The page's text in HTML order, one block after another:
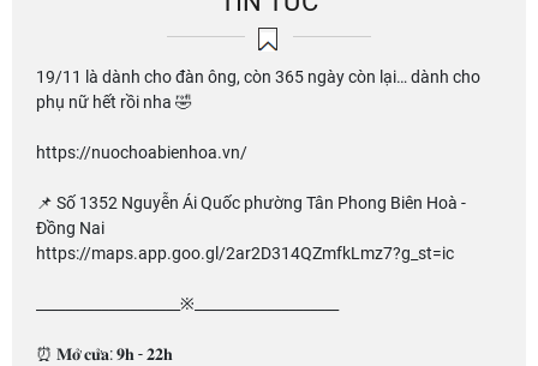
19/11 là dành cho đàn ông, còn 365 ngày còn lại… dành cho
phụ nữ hết rồi nha 🤣
https://nuochoabienhoa.vn/
📌 Số 1352 Nguyễn Ái Quốc phường Tân Phong Biên Hoà -
Đồng Nai
https://maps.app.goo.gl/2ar2D314QZmfkLmz7?g_st=ic
____________________※____________________
⏰ 𝐌𝐨̛̉ 𝐜𝐮̛̉𝐚: 𝟗𝐡 - 𝟐𝟐𝐡